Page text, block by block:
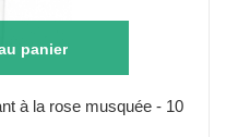
panier
à la rose musquée - 10